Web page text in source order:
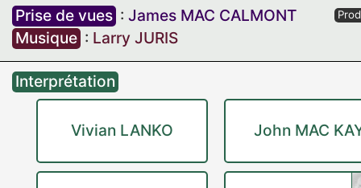
Prise de vues : James MAC CALMONT
Musique : Larry JURIS
Interprétation
Vivian LANKO John MAC